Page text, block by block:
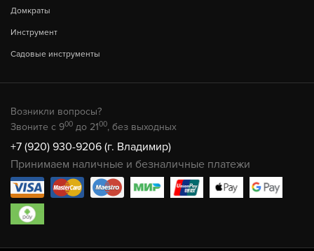
Домкраты
Инструмент
Садовые инструменты
Возникли вопросы?
Звоните с 900 до 2100, без выходных
+7 (920) 930-9206 (г. Владимир)
Принимаем наличные и безналичные платежи